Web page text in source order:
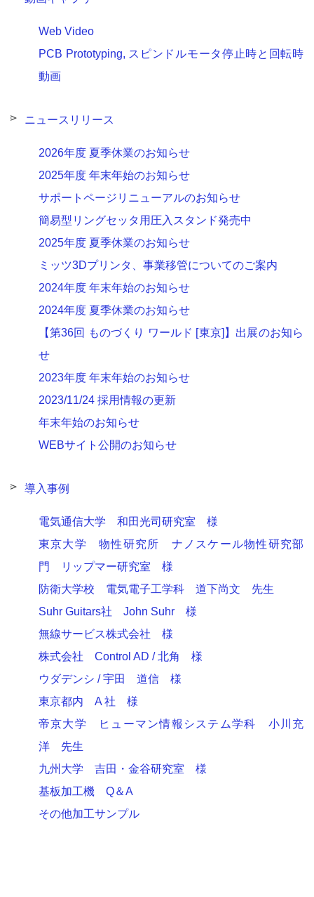
Web Video
PCB Prototyping, スピンドルモータ停止時と回転時
動画
ニュースリリース
2026年度 夏季休業のお知らせ
2025年度 年末年始のお知らせ
サポートページリニューアルのお知らせ
簡易型リングセッタ用圧入スタンド発売中
2025年度 夏季休業のお知らせ
ミッツ3Dプリンタ、事業移管についてのご案内
2024年度 年末年始のお知らせ
2024年度 夏季休業のお知らせ
【第36回 ものづくり ワールド [東京]】出展のお知ら
せ
2023年度 年末年始のお知らせ
2023/11/24 採用情報の更新
年末年始のお知らせ
WEBサイト公開のお知らせ
導入事例
電気通信大学 和田光司研究室 様
東京大学 物性研究所 ナノスケール物性研究部
門 リップマー研究室 様
防衛大学校 電気電子工学科 道下尚文 先生
Suhr Guitars社 John Suhr 様
無線サービス株式会社 様
株式会社 Control AD / 北角 様
ウダデンシ / 宇田 道信 様
東京都内 A 社 様
帝京大学 ヒューマン情報システム学科 小川充
洋 先生
九州大学 吉田・金谷研究室 様
基板加工機 Q＆A
その他加工サンプル